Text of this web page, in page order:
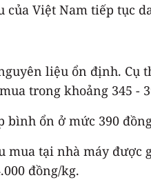
của Việt Nam tiếp tục
liệu ổn định. Cụ
trong khoảng 345 -
bình ổn ở mức 390
mua tại nhà máy
đồng/kg.